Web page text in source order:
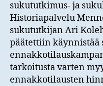
sukututkimus- ja
Historiapalvelu
sukututkijan Ari
päätettiin
tarkoitusta varten
ennakkotilausten